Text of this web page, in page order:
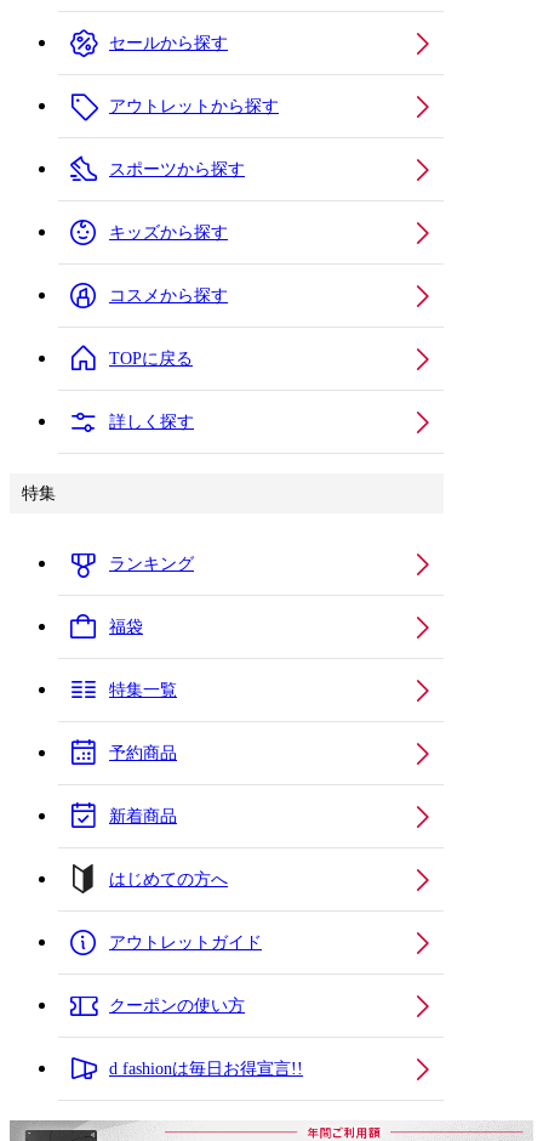
セールから探す
アウトレットから探す
スポーツから探す
キッズから探す
コスメから探す
TOPに戻る
詳しく探す
特集
ランキング
福袋
特集一覧
予約商品
新着商品
はじめての方へ
アウトレットガイド
クーポンの使い方
d fashionは毎日お得宣言!!